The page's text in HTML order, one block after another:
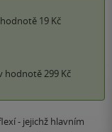
19 Kč
hodnotě 299 Kč
- jejichž hlavním